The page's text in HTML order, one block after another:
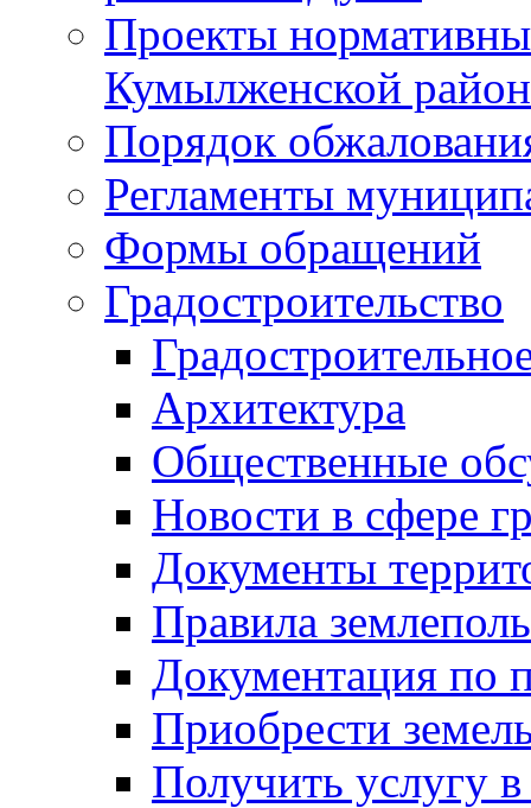
Проекты
Кумылженской
Порядок
Регламенты
Формы обращений
Градостроительство
Архитектура
Общественные
Новости в сфере
Документы
Правила
Документация по
Приобрести
Получить услугу в